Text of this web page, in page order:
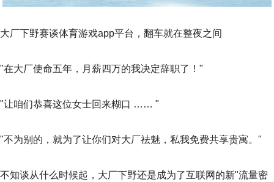
大厂下野赛谈体育游戏app平台，翻车就在整夜之间
"在大厂使命五年，月薪四万的我决定辞职了！"
"让咱们恭喜这位女士回来糊口 …… "
"不为别的，就为了让你们对大厂祛魅，私我免费共享贵寓。"
不知谈从什么时候起，大厂下野还是成为了互联网的新"流量密